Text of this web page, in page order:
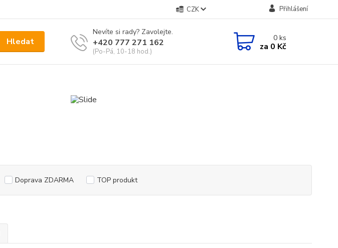
CZK Přihlášení
Hledat
Nevíte si rady? Zavolejte.
+420 777 271 162
(Po-Pá, 10-18 hod.)
0ks
za 0 Kč
Doprava ZDARMA TOP produkt